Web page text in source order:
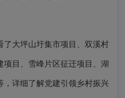
了大坪山圩集市项目、双溪村
项目、雪峰片区征迁项目、湖
，详细了解党建引领乡村振兴